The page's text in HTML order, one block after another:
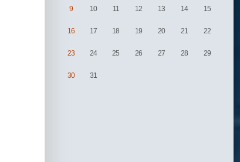
9 10 11 12 13 14 15
16 17 18 19 20 21 22
23 24 25 26 27 28 29
30 31